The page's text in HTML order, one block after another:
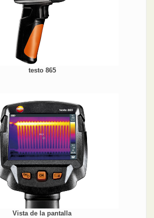
testo 865
Vista de la pantalla